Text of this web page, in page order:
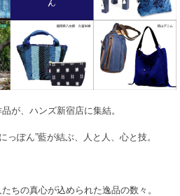
が、ハンズ新宿店に集結。
ぽん”藍が結ぶ、人と人、心と技。
ちの真心が込められた逸品の数々。